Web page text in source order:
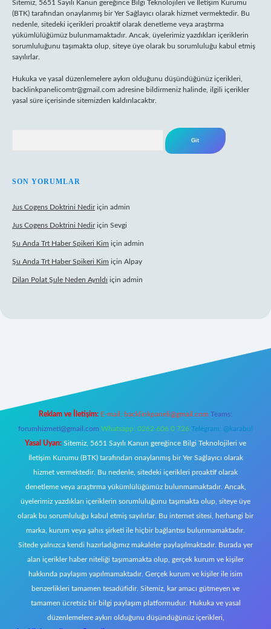
Sitemiz, 5651 Sayılı Kanun gereğince Bilgi Teknolojileri ve İletişim Kurumu
(BTK) tarafından onaylanmış bir Yer Sağlayıcı olarak hizmet vermektedir. Bu
nedenle, sitedeki içerikleri proaktif olarak denetleme veya araştırma
yükümlülüğümüz bulunmamaktadır. Ancak, üyelerimiz yazdıkları içeriklerin
sorumluluğunu taşımakta olup, siteye üye olarak bu sorumluluğu kabul etmiş
sayılırlar.
Hukuka ve yasal düzenlemelere aykırı olduğunu düşündüğünüz içerikleri,
backlinkpanelicomtr@gmail.com adresine bildirmeniz halinde, ilgili içerikler
yasal süre içerisinde sitemizden kaldırılacaktır.
SON YORUMLAR
Jus Cogens Doktrini Nediriçin admin
Jus Cogens Doktrini Nediriçin Sevgi
Şu Anda Trt Haber Spikeri Kim için admin
Şu Anda Trt Haber Spikeri Kim için Alpay
Dilan Polat Şule Neden Ayrıldı için admin
Reklam ve İletişim: E-mail: backlinkpaneli@gmail.com Teams:
forumhizmeti@gmail.com Whatsapp: 0262 606 0 726 Telegram: @karabul
Yasal Uyarı: Sitemiz, 5651 Sayılı Kanun gereğince Bilgi Teknolojileri ve
İletişim Kurumu (BTK) tarafından onaylanmış bir Yer Sağlayıcı olarak
hizmet vermektedir. Bu nedenle, sitedeki içerikleri proaktif olarak
denetleme veya araştırma yükümlülüğümüz bulunmamaktadır. Ancak,
üyelerimiz yazdıkları içeriklerin sorumluluğunu taşımakta olup, siteye üye
olarak bu sorumluluğu kabul etmiş sayılırlar. Bu internet sitesi, herhangi bir
marka, kurum veya şahıs şirketi ile hiçbir bağlantısı bulunmamaktadır.
Sitede yalnızca kendi hazırladığımız makaleler paylaşılmaktadır. Burada yer
alan içerikler haber niteliği taşımamakta olup, gerçek kurum ve kişiler
hakkında paylaşım yapılmamaktadır. Gerçek kurum ve kişiler ile isim
benzerlikleri tamamen tesadüfidir. Sitemiz, kar amacı gütmeyen ve
tamamen ücretsiz bir bilgi paylaşım platformudur. Hukuka ve yasal
düzenlemelere aykırı olduğunu düşündüğünüz içerikleri,